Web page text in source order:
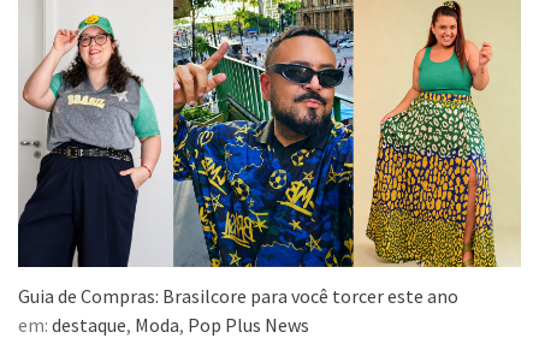
Guia de Compras: Brasilcore para você torcer este ano
em: destaque, Moda, Pop Plus News